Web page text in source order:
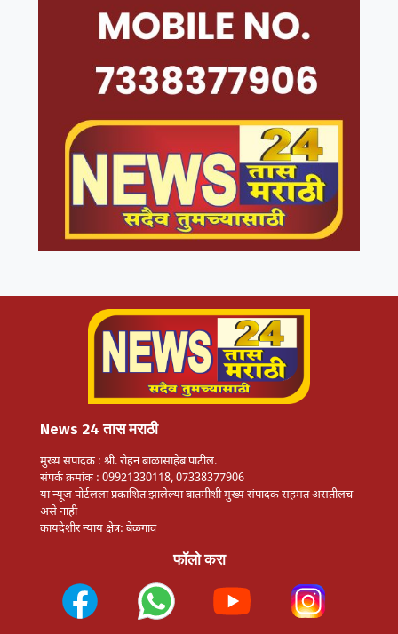
News 24 तास मराठी
मुख्य संपादक : श्री. रोहन बाळासाहेब पाटील.
संपर्क क्रमांक : 09921330118, 07338377906
या न्यूज पोर्टलला प्रकाशित झालेल्या बातमीशी मुख्य संपादक सहमत असतीलच
असे नाही
कायदेशीर न्याय क्षेत्र: बेळगाव
फॉलो करा